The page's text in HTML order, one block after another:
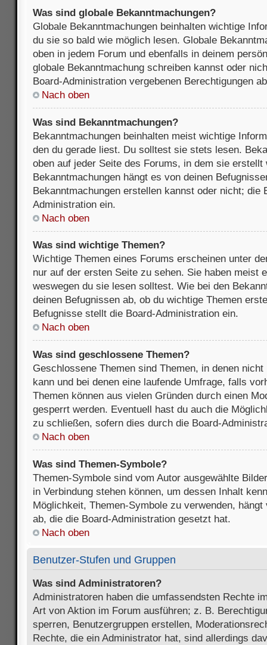
Was sind globale Bekanntmachungen?
Globale Bekanntmachungen beinhalten wichtige
du sie so bald wie möglich lesen. Globale
oben in jedem Forum und ebenfalls in deinem
globale Bekanntmachung schreiben kannst oder
Board-Administration vergebenen Berechtigungen
Nach oben
Was sind Bekanntmachungen?
Bekanntmachungen beinhalten meist wichtige
den du gerade liest. Du solltest sie stets lesen.
oben auf jeder Seite des Forums, in dem sie erstellt
Bekanntmachungen hängt es von deinen
Bekanntmachungen erstellen kannst oder nicht; die
Administration ein.
Nach oben
Was sind wichtige Themen?
Wichtige Themen eines Forums erscheinen unter
nur auf der ersten Seite zu sehen. Sie haben meist
weswegen du sie lesen solltest. Wie bei den
deinen Befugnissen ab, ob du wichtige Themen
Befugnisse stellt die Board-Administration ein.
Nach oben
Was sind geschlossene Themen?
Geschlossene Themen sind Themen, in denen
kann und bei denen eine laufende Umfrage, falls
Themen können aus vielen Gründen durch einen
gesperrt werden. Eventuell hast du auch die
zu schließen, sofern dies durch die Board-
Nach oben
Was sind Themen-Symbole?
Themen-Symbole sind vom Autor ausgewählte
in Verbindung stehen können, um dessen Inhalt
Möglichkeit, Themen-Symbole zu verwenden,
ab, die die Board-Administration gesetzt hat.
Nach oben
Benutzer-Stufen und Gruppen
Was sind Administratoren?
Administratoren haben die umfassendsten Rechte
Art von Aktion im Forum ausführen; z. B.
sperren, Benutzergruppen erstellen,
Rechte, die ein Administrator hat, sind allerdings